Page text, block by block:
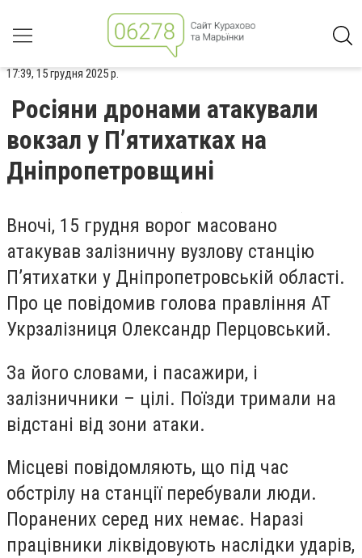
17:39, 15 грудня 2025 р.
Росіяни дронами атакували
вокзал у П’ятихатках на
Дніпропетровщині
Вночі, 15 грудня ворог масовано
атакував залізничну вузлову станцію
П’ятихатки у Дніпропетровській області.
Про це повідомив голова правління АТ
Укрзалізниця Олександр Перцовський.
За його словами, і пасажири, і
залізничники – цілі. Поїзди тримали на
відстані від зони атаки.
Місцеві повідомляють, що під час
обстрілу на станції перебували люди.
Поранених серед них немає. Наразі
працівники ліквідовують наслідки ударів,